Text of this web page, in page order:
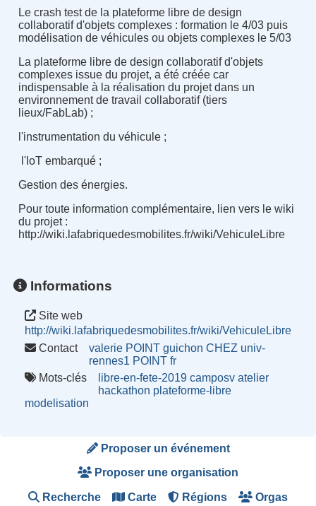
Le crash test de la plateforme libre de design
collaboratif d'objets complexes : formation le 4/03 puis
modélisation de véhicules ou objets complexes le 5/03
La plateforme libre de design collaboratif d'objets
complexes issue du projet, a été créée car
indispensable à la réalisation du projet dans un
environnement de travail collaboratif (tiers
lieux/FabLab) ;
l'instrumentation du véhicule ;
l'IoT embarqué ;
Gestion des énergies.
Pour toute information complémentaire, lien vers le wiki
du projet :
http://wiki.lafabriquedesmobilites.fr/wiki/VehiculeLibre
Informations
Site web
http://wiki.lafabriquedesmobilites.fr/wiki/VehiculeLibre
Contact
valerie POINT guichon CHEZ univ-
rennes1 POINT fr
Mots-clés
libre-en-fete-2019 camposv atelier
hackathon plateforme-libre
modelisation
Proposer un événement
Proposer une organisation
Recherche Carte Régions Orgas